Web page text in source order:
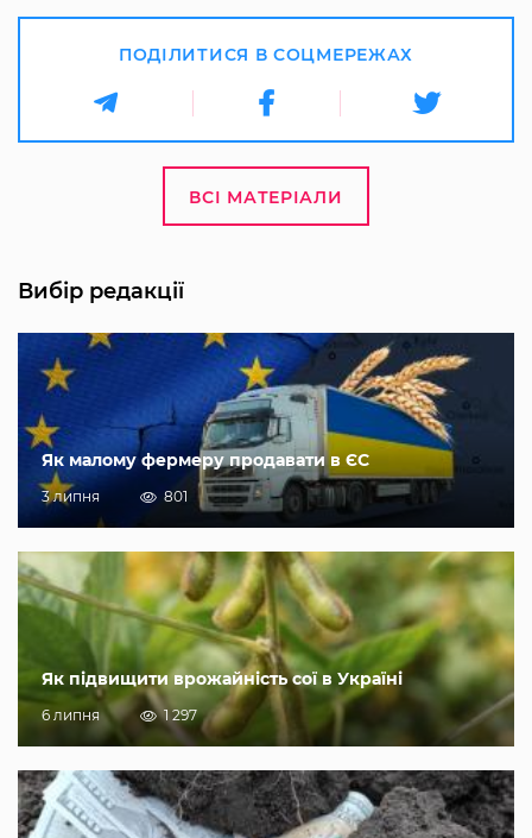
ПОДІЛИТИСЯ В СОЦМЕРЕЖАХ
ВСІ МАТЕРІАЛИ
Вибір редакції
Як малому фермеру продавати в ЄС
3 липня 801
Як підвищити врожайність сої в Україні
6 липня 1 297